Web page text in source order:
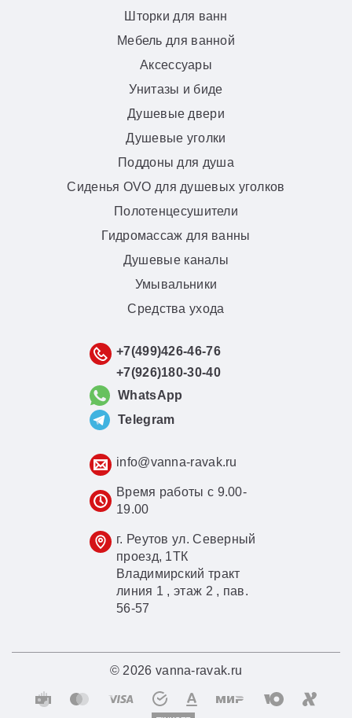
Шторки для ванн
Мебель для ванной
Аксессуары
Унитазы и биде
Душевые двери
Душевые уголки
Поддоны для душа
Сиденья OVO для душевых уголков
Полотенцесушители
Гидромассаж для ванны
Душевые каналы
Умывальники
Средства ухода
+7(499)426-46-76
+7(926)180-30-40
WhatsApp
Telegram
info@vanna-ravak.ru
Время работы с 9.00-
19.00
г. Реутов ул. Северный
проезд, 1ТК
Владимирский тракт
линия 1 , этаж 2 , пав.
56-57
© 2026 vanna-ravak.ru